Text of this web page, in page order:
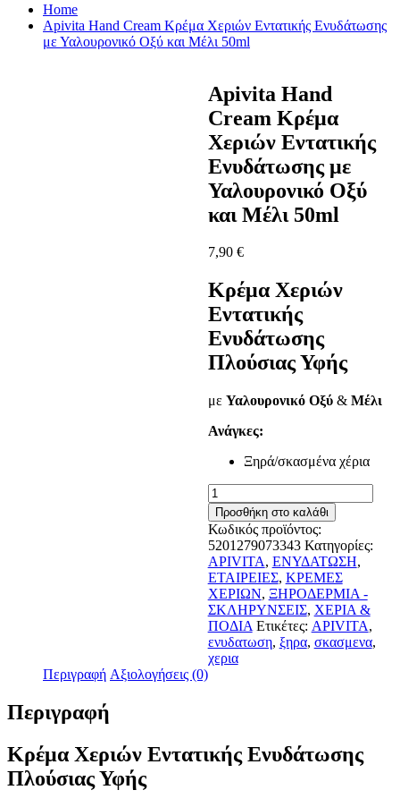
Home
Apivita Hand Cream Κρέμα Χεριών Εντατικής Ενυδάτωσης
με Υαλουρονικό Οξύ και Μέλι 50ml
Apivita Hand
Cream Κρέμα
Χεριών Εντατικής
Ενυδάτωσης με
Υαλουρονικό Οξύ
και Μέλι 50ml
7,90 €
Κρέμα Χεριών
Εντατικής
Ενυδάτωσης
Πλούσιας Υφής
με Υαλουρονικό Οξύ& Μέλι
Ανάγκες:
Ξηρά/σκασμένα χέρια
Apivita
Hand
Cream
Κρέμα
Χεριών
Εντατικής
Ενυδάτωσης
με
Υαλουρονικό
Οξύ
και
Μέλι
50ml
Προσθήκη στο καλάθι
Κωδικός προϊόντος:
5201279073343 Κατηγορίες:
APIVITA, ΕΝΥΔΑΤΩΣΗ,
ΕΤΑΙΡΕΙΕΣ, ΚΡΕΜΕΣ
ΧΕΡΙΩΝ, ΞΗΡΟΔΕΡΜΙΑ -
ΣΚΛΗΡΥΝΣΕΙΣ, ΧΕΡΙΑ &
ΠΟΔΙΑ Ετικέτες: APIVITA,
ενυδατωση, ξηρα, σκασμενα,
χερια
Περιγραφή Αξιολογήσεις (0)
Περιγραφή
Κρέμα Χεριών Εντατικής Ενυδάτωσης
Πλούσιας Υφής